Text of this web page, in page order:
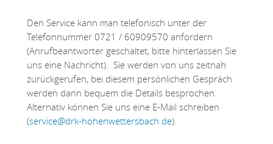
Den Service kann man telefonisch unter der
Telefonnummer 0721 / 60909570 anfordern
(Anrufbeantworter geschaltet, bitte hinterlassen Sie
uns eine Nachricht). Sie werden von uns zeitnah
zurückgerufen, bei diesem persönlichen Gespräch
werden dann bequem die Details besprochen.
Alternativ können Sie uns eine E-Mail schreiben
(service@drk-hohenwettersbach.de).